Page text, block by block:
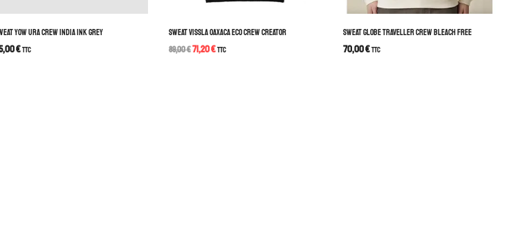
YOW URA CREW INDIA INK GREY
€TTC
SWEAT VISSLA OAXACA ECO CREW CREATOR
89,00€71,20€TTC
SWEAT GLOBE TRAVELLER CREW BLEACH FREE
70,00€TTC